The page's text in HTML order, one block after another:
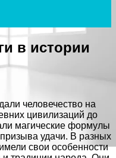
в истории
человечество на
цивилизаций до
магические формулы
удачи. В разных
свои особенности